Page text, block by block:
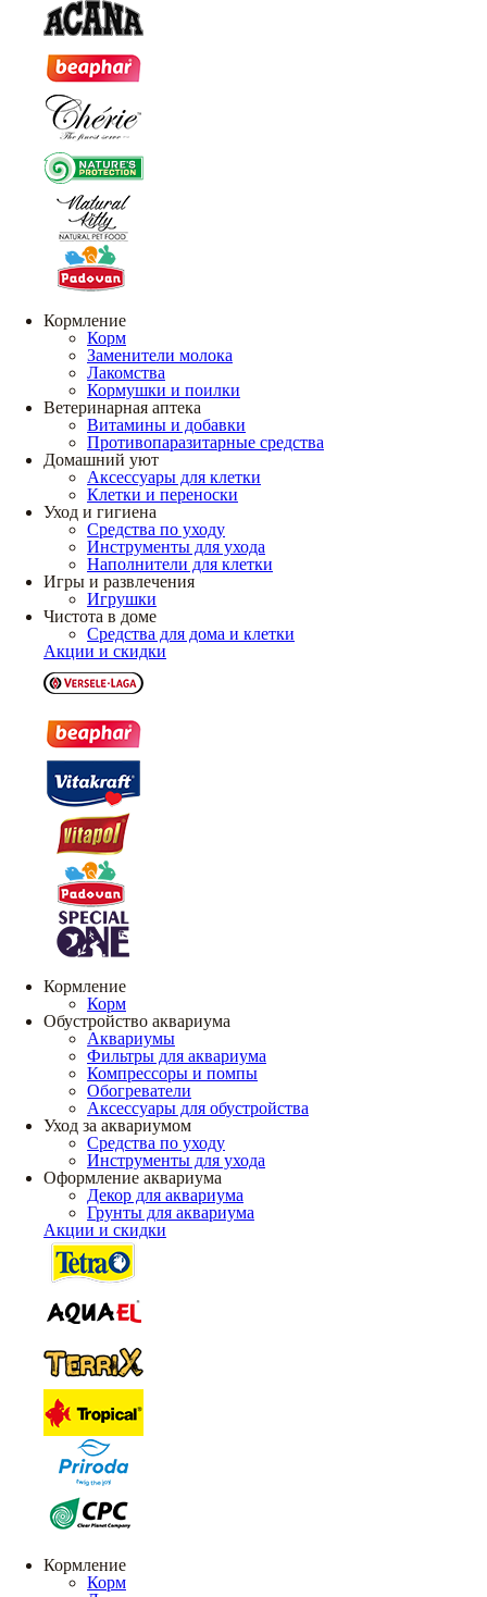
Кормление
Корм
Заменители молока
Лакомства
Кормушки и поилки
Ветеринарная аптека
Витамины и добавки
Противопаразитарные средства
Домашний уют
Аксессуары для клетки
Клетки и переноски
Уход и гигиена
Средства по уходу
Инструменты для ухода
Наполнители для клетки
Игры и развлечения
Игрушки
Чистота в доме
Средства для дома и клетки
Акции и скидки
Кормление
Корм
Обустройство аквариума
Аквариумы
Фильтры для аквариума
Компрессоры и помпы
Обогреватели
Аксессуары для обустройства
Уход за аквариумом
Средства по уходу
Инструменты для ухода
Оформление аквариума
Декор для аквариума
Грунты для аквариума
Акции и скидки
Кормление
Корм